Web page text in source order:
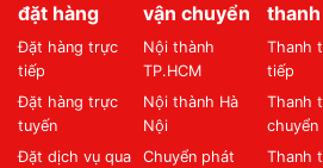
đặt hàng
Đặt hàng trực
tiếp
Đặt hàng trực
tuyến
Đặt dịch vụ qua
vận chuyển
Nội thành
TP.HCM
Nội thành Hà
Nội
Chuyển phát
Thanh
tiếp
Thanh
chuyển
Thanh